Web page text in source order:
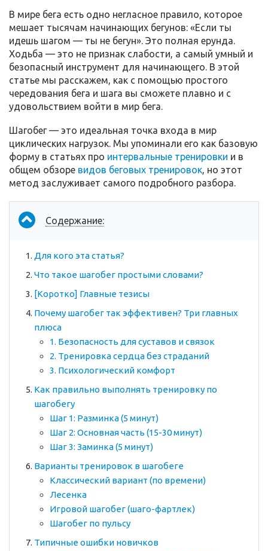
В мире бега есть одно негласное правило, которое
мешает тысячам начинающих бегунов: «Если ты
идешь шагом — ты не бегун». Это полная ерунда.
Ходьба — это не признак слабости, а самый умный и
безопасный инструмент для начинающего. В этой
статье мы расскажем, как с помощью простого
чередования бега и шага вы сможете плавно и с
удовольствием войти в мир бега.
Шагобег — это идеальная точка входа в мир
циклических нагрузок. Мы упоминали его как базовую
форму в статьях про интервальные тренировки и в
общем обзоре видов беговых тренировок, но этот
метод заслуживает самого подробного разбора.
Содержание:
Для кого эта статья?
Что такое шагобег простыми словами?
[Коротко] Главные тезисы
Почему шагобег так эффективен? Три главных
плюса
1. Безопасность для суставов и связок
2. Тренировка сердца без страданий
3. Психологический комфорт
Как правильно выполнять тренировку по
шагобегу
Шаг 1: Разминка (5 минут)
Шаг 2: Основная часть (15-30 минут)
Шаг 3: Заминка (5 минут)
Варианты тренировок в шагобеге
Классический вариант (по времени)
Лесенка
Игровой шагобег (шаго-фартлек)
Шагобег по пульсу
Типичные ошибки новичков